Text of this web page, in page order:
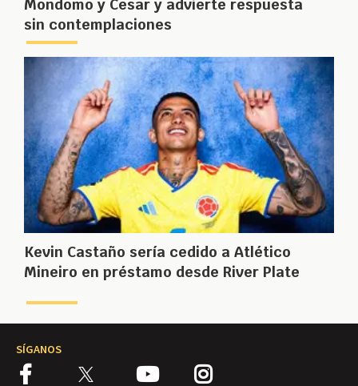
Mondomo y Cesar y advierte respuesta
sin contemplaciones
Kevin Castaño sería cedido a Atlético
Mineiro en préstamo desde River Plate
SÍGANOS